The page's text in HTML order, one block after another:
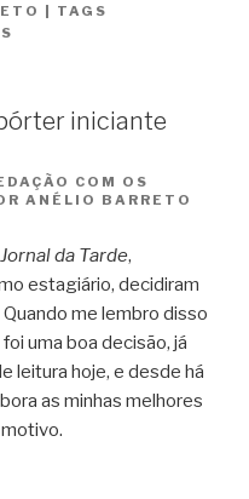
| TAGS
iniciante
COM OS
ANÉLIO BARRETO
Jornal da Tarde,
estagiário, decidiram
me lembro disso
uma boa decisão, já
leitura hoje, e desde há
as minhas melhores